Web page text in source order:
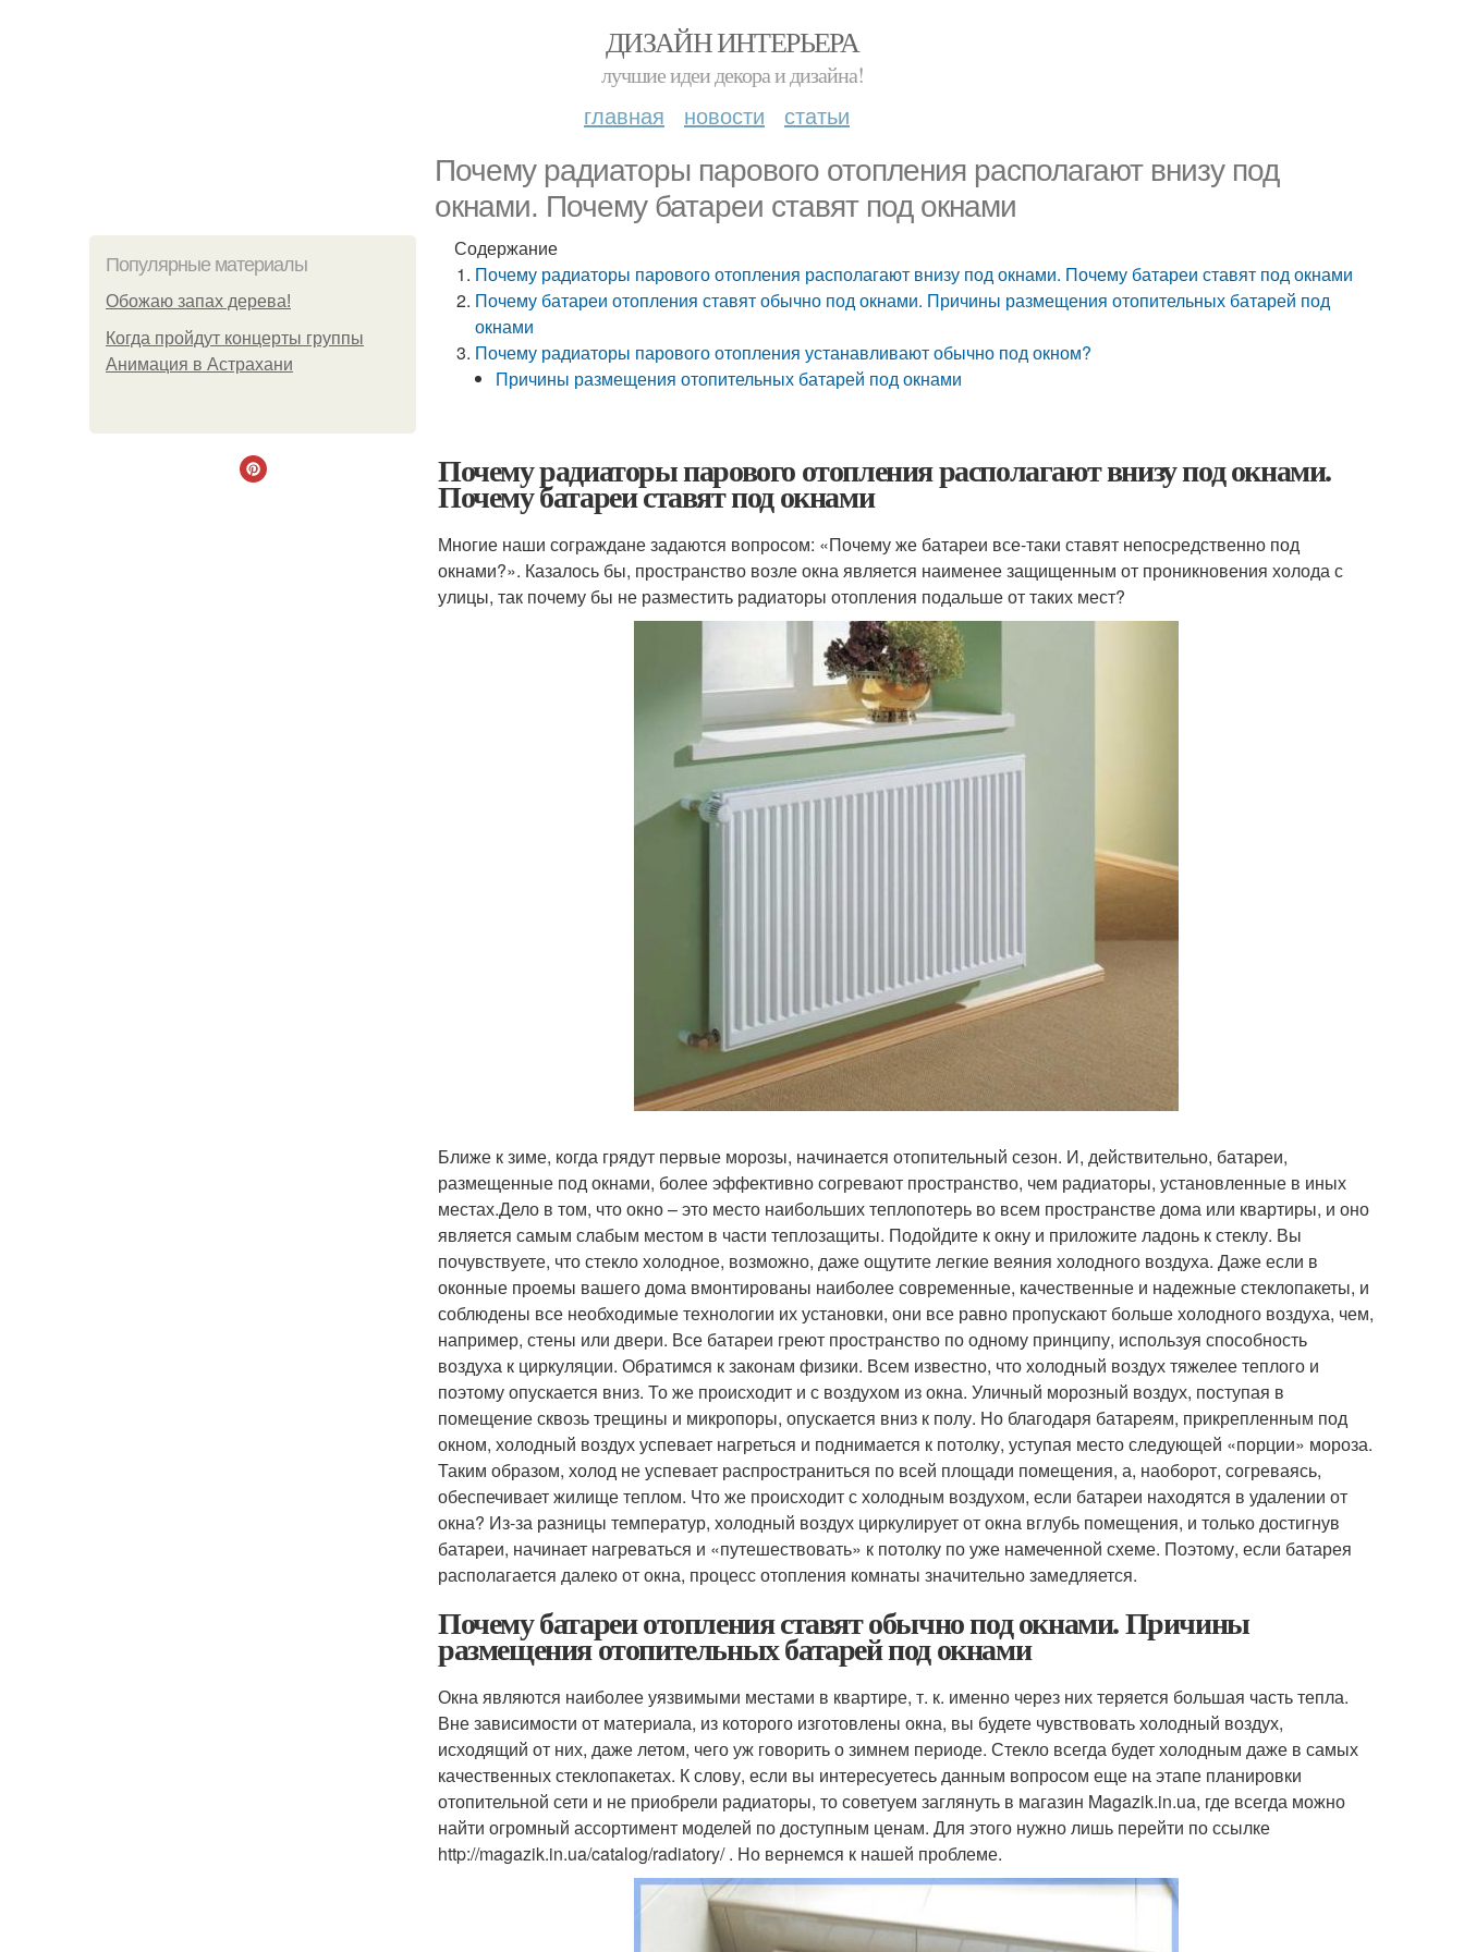
ДИЗАЙН ИНТЕРЬЕРА
лучшие идеи декора и дизайна!
главная новости статьи
Почему радиаторы парового отопления располагают внизу под
окнами. Почему батареи ставят под окнами
Популярные материалы
Обожaю зaпах деpева!
Когда пройдут концерты группы
Анимация в Астрахани
Содержание
Почему радиаторы парового отопления располагают внизу под окнами. Почему батареи ставят под окнами
Почему батареи отопления ставят обычно под окнами. Причины размещения отопительных батарей под
окнами
Почему радиаторы парового отопления устанавливают обычно под окном?
Причины размещения отопительных батарей под окнами
Почему радиаторы парового отопления располагают внизу под окнами.
Почему батареи ставят под окнами
Многие наши сограждане задаются вопросом: «Почему же батареи все-таки ставят непосредственно под
окнами?». Казалось бы, пространство возле окна является наименее защищенным от проникновения холода с
улицы, так почему бы не разместить радиаторы отопления подальше от таких мест?
Ближе к зиме, когда грядут первые морозы, начинается отопительный сезон. И, действительно, батареи,
размещенные под окнами, более эффективно согревают пространство, чем радиаторы, установленные в иных
местах.Дело в том, что окно – это место наибольших теплопотерь во всем пространстве дома или квартиры, и оно
является самым слабым местом в части теплозащиты. Подойдите к окну и приложите ладонь к стеклу. Вы
почувствуете, что стекло холодное, возможно, даже ощутите легкие веяния холодного воздуха. Даже если в
оконные проемы вашего дома вмонтированы наиболее современные, качественные и надежные стеклопакеты, и
соблюдены все необходимые технологии их установки, они все равно пропускают больше холодного воздуха, чем,
например, стены или двери. Все батареи греют пространство по одному принципу, используя способность
воздуха к циркуляции. Обратимся к законам физики. Всем известно, что холодный воздух тяжелее теплого и
поэтому опускается вниз. То же происходит и с воздухом из окна. Уличный морозный воздух, поступая в
помещение сквозь трещины и микропоры, опускается вниз к полу. Но благодаря батареям, прикрепленным под
окном, холодный воздух успевает нагреться и поднимается к потолку, уступая место следующей «порции» мороза.
Таким образом, холод не успевает распространиться по всей площади помещения, а, наоборот, согреваясь,
обеспечивает жилище теплом. Что же происходит с холодным воздухом, если батареи находятся в удалении от
окна? Из-за разницы температур, холодный воздух циркулирует от окна вглубь помещения, и только достигнув
батареи, начинает нагреваться и «путешествовать» к потолку по уже намеченной схеме. Поэтому, если батарея
располагается далеко от окна, процесс отопления комнаты значительно замедляется.
Почему батареи отопления ставят обычно под окнами. Причины
размещения отопительных батарей под окнами
Окна являются наиболее уязвимыми местами в квартире, т. к. именно через них теряется большая часть тепла.
Вне зависимости от материала, из которого изготовлены окна, вы будете чувствовать холодный воздух,
исходящий от них, даже летом, чего уж говорить о зимнем периоде. Стекло всегда будет холодным даже в самых
качественных стеклопакетах. К слову, если вы интересуетесь данным вопросом еще на этапе планировки
отопительной сети и не приобрели радиаторы, то советуем заглянуть в магазин Magazik.in.ua, где всегда можно
найти огромный ассортимент моделей по доступным ценам. Для этого нужно лишь перейти по ссылке
http://magazik.in.ua/catalog/radiatory/ . Но вернемся к нашей проблеме.